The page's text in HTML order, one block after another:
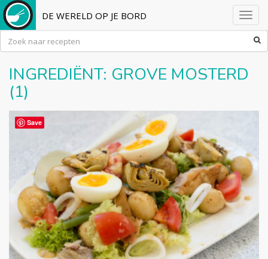
DE WERELD OP JE BORD
INGREDIËNT: GROVE MOSTERD
(1)
Save